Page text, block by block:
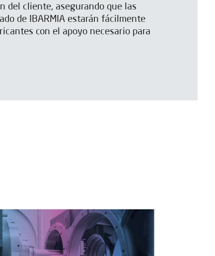
del cliente, asegurando que las
de IBARMIA estarán fácilmente
con el apoyo necesario para